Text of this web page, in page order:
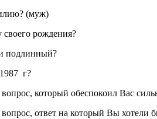
(муж)
рождения?
подлинный?
г?
который обеспокоил Вас
ответ на который Вы хотели